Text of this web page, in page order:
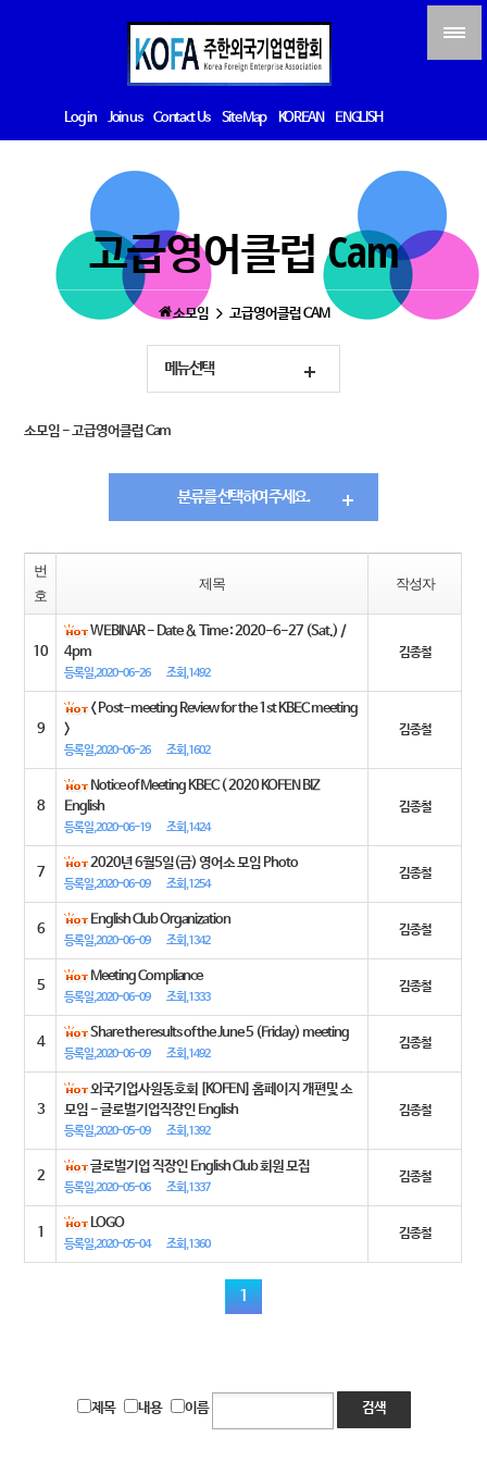
Log in Join us Contact Us Site Map KOREAN ENGLISH
고급영어클럽 Cam
소모임 고급영어클럽 CAM
메뉴선택
소모임 - 고급영어클럽 Cam
분류를 선택하여 주세요.
번
호
제목 작성자
10
WEBINAR - Date & Time : 2020-6-27 (Sat.) /
4pm
등록일,2020-06-26 조회,1492
김종철
9
< Post-meeting Review for the 1st KBEC meeting
>
등록일,2020-06-26 조회,1602
김종철
8
Notice of Meeting KBEC ( 2020 KOFEN BIZ
English
등록일,2020-06-19 조회,1424
김종철
7
2020년 6월5일(금) 영어소 모임 Photo
등록일,2020-06-09 조회,1254
김종철
6
English Club Organization
등록일,2020-06-09 조회,1342
김종철
5
Meeting Compliance
등록일,2020-06-09 조회,1333
김종철
4
Share the results of the June 5 (Friday) meeting
등록일,2020-06-09 조회,1492
김종철
3
외국기업사원동호회 [KOFEN] 홈페이지 개편및 소
모임 - 글로벌기업직장인 English
등록일,2020-05-09 조회,1392
김종철
2
글로벌기업 직장인 English Club 회원 모집
등록일,2020-05-06 조회,1337
김종철
1
LOGO
등록일,2020-05-04 조회,1360
김종철
1
제목 내용 이름 검색